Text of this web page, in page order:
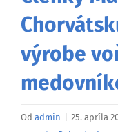
výrobe
Od admin 25. apríla